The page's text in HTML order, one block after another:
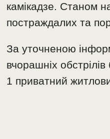
камікадзе. Станом
постраждалих та
За уточненою
вчорашніх
1 приватний